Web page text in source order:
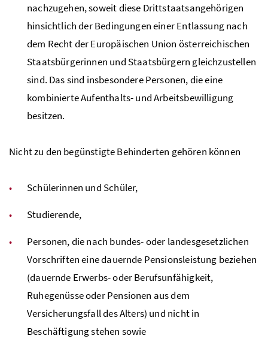
nachzugehen, soweit diese Drittstaatsangehörigen
hinsichtlich der Bedingungen einer Entlassung nach
dem Recht der Europäischen Union österreichischen
Staatsbürgerinnen und Staatsbürgern gleichzustellen
sind. Das sind insbesondere Personen, die eine
kombinierte Aufenthalts- und Arbeitsbewilligung
besitzen.
Nicht zu den begünstigte Behinderten gehören können
Schülerinnen und Schüler,
Studierende,
Personen, die nach bundes- oder landesgesetzlichen
Vorschriften eine dauernde Pensionsleistung beziehen
(dauernde Erwerbs- oder Berufsunfähigkeit,
Ruhegenüsse oder Pensionen aus dem
Versicherungsfall des Alters) und nicht in
Beschäftigung stehen sowie